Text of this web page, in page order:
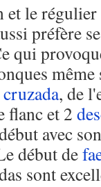
le
préfère
qui
cruzada, de
flanc et 2
avec
début de
sont